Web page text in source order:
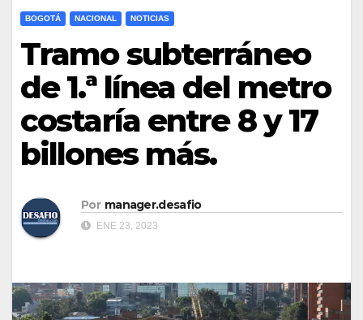
BOGOTÁ NACIONAL NOTICIAS
Tramo subterráneo
de 1.ª línea del metro
costaría entre 8 y 17
billones más.
Por manager.desafio
ENE 23, 2023